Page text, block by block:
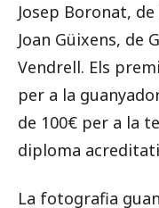
Josep Boronat,
Joan Güixens, de
Vendrell. Els
per a la
de 100€ per a la
diploma
La fotografia